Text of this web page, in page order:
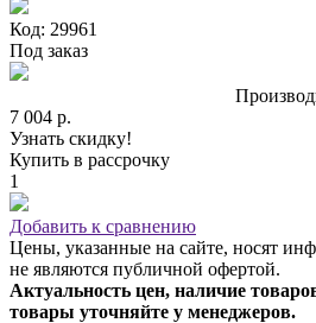
Код: 29961
Под заказ
7 004 р.
Узнать скидку!
Купить в рассрочку
1
Добавить к сравнению
Цены, указанные на сайте, носят
не являются публичной офертой.
Актуальность цен, наличие
товары уточняйте у менеджеров.